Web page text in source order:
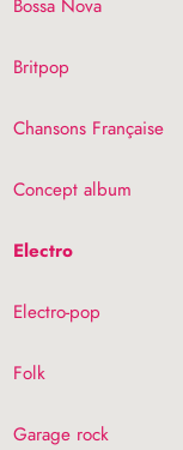
Bossa Nova
Britpop
Chansons Française
Concept album
Electro
Electro-pop
Folk
Garage rock